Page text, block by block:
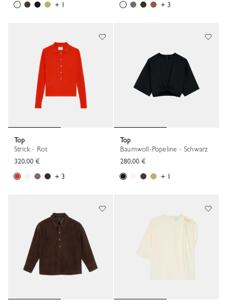
+ 1 + 3
Top
Strick - Rot
320,00 €
+ 3
Top
Baumwoll-Popeline - Schwarz
280,00 €
+ 1